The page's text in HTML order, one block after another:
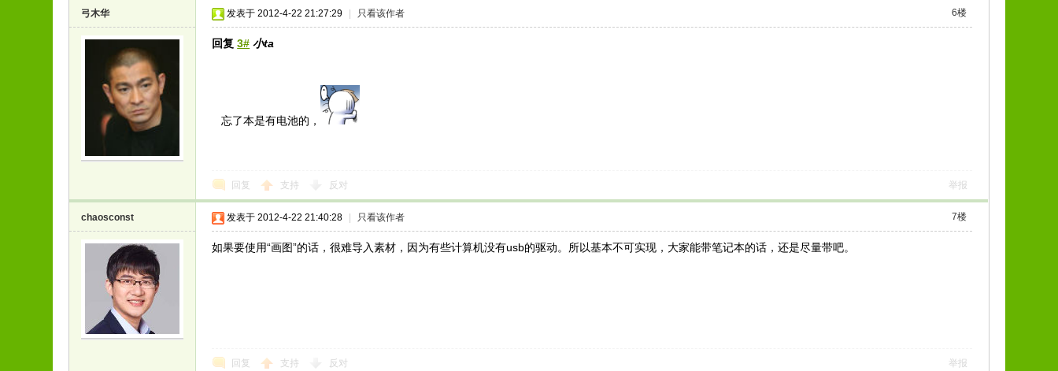
弓木华 6楼
发表于 2012-4-22 21:27:29 只看该作者
回复3# 小ta
忘了本是有电池的，
回复 支持 反对 举报
chaosconst 7楼
发表于 2012-4-22 21:40:28 只看该作者
如果要使用“画图”的话，很难导入素材，因为有些计算机没有usb的驱动。所以基本不可实现，大家能带笔记本的话，还是尽量带吧。
回复 支持 反对 举报